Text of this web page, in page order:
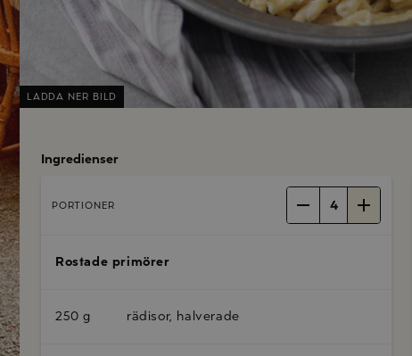
LADDA NER BILD
Ingredienser
PORTIONER 4
Rostade primörer
250 g rädisor, halverade